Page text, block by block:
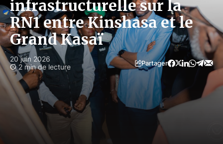
infrastructurelle sur la
RN1 entre Kinshasa et le
Grand Kasaï
20 juin 2026
2 min de lecture
Partager